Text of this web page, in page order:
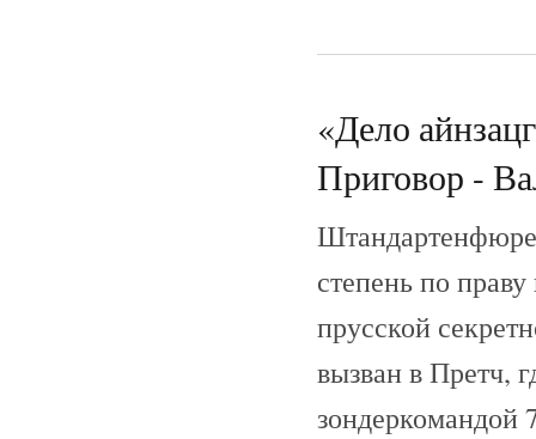
«Дело
Приговор -
степень по
прусской
вызван в Претч,
зондеркомандой